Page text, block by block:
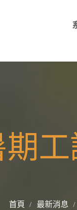
首頁 最新消息